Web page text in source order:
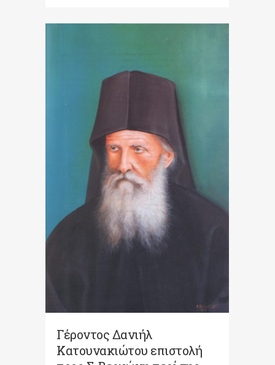
Γέροντος Δανιήλ
Κατουνακιώτου επιστολή